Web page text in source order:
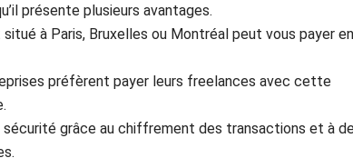
présente plusieurs avantages.
à Paris, Bruxelles ou Montréal peut vous payer en
préfèrent payer leurs freelances avec cette
grâce au chiffrement des transactions et à